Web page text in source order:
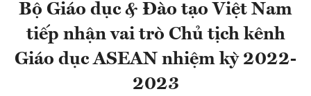
Bộ Giáo dục & Đào tạo Việt Nam
tiếp nhận vai trò Chủ tịch kênh
Giáo dục ASEAN nhiệm kỳ 2022-
2023